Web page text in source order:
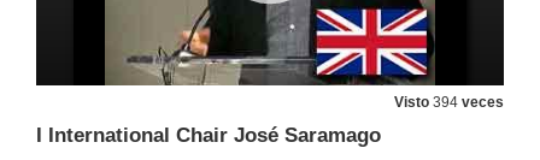
Visto 394 veces
I International Chair José Saramago
4 de maio de 2017